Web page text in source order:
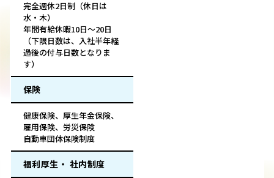
完全週休2日制（休日は
水・木）
年間有給休暇10日～20日
（下限日数は、入社半年経
過後の付与日数となりま
す）
保険
健康保険、厚生年金保険、
雇用保険、労災保険
自動車団体保険制度
福利厚生・ 社内制度